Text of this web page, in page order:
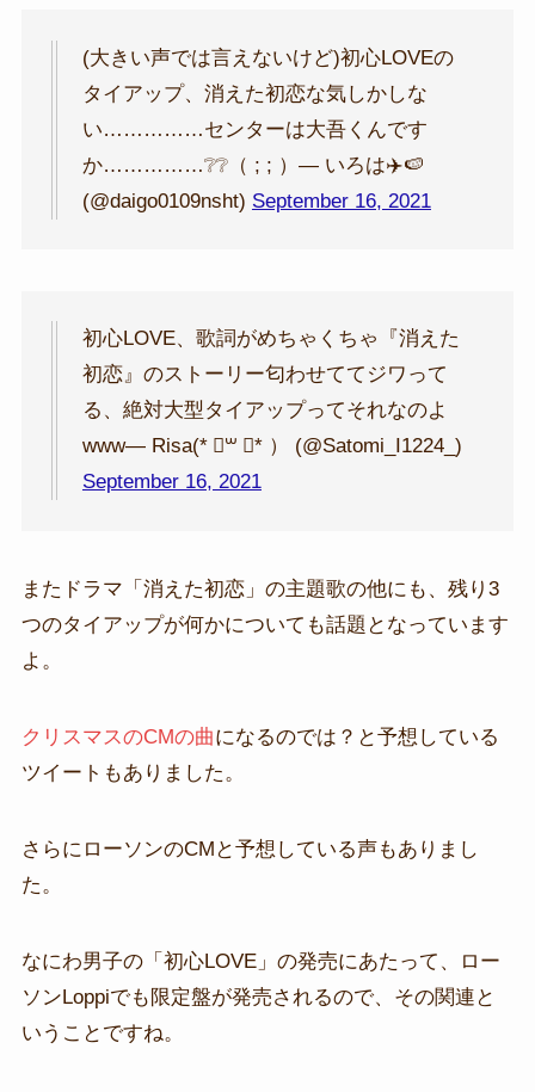
(大きい声では言えないけど)初心LOVEの
タイアップ、消えた初恋な気しかしな
い……………センターは大吾くんです
か……………❔❔（ ; ; ）— いろは✈️🍉
(@daigo0109nsht) September 16, 2021
初心LOVE、歌詞がめちゃくちゃ『消えた
初恋』のストーリー匂わせててジワって
る、絶対大型タイアップってそれなのよ
www— Risa(* ॑꒳ ॑* ） (@Satomi_I1224_)
September 16, 2021
またドラマ「消えた初恋」の主題歌の他にも、残り3
つのタイアップが何かについても話題となっています
よ。
クリスマスのCMの曲になるのでは？と予想している
ツイートもありました。
さらにローソンのCMと予想している声もありまし
た。
なにわ男子の「初心LOVE」の発売にあたって、ロー
ソンLoppiでも限定盤が発売されるので、その関連と
いうことですね。